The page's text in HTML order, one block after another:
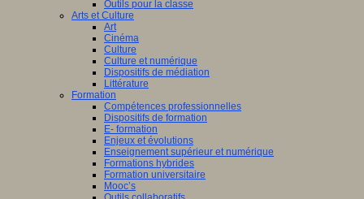
Outils pour la classe
Arts et Culture
Art
Cinéma
Culture
Culture et numérique
Dispositifs de médiation
Littérature
Formation
Compétences professionnelles
Dispositifs de formation
E- formation
Enjeux et évolutions
Enseignement supérieur et numérique
Formations hybrides
Formation universitaire
Mooc’s